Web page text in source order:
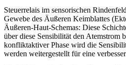
Steuerrelais im sensorischen
Gewebe des Äußeren Keimblattes
Äußeren-Haut-Schemas: Diese
über diese Sensibilität den Atemstrom
konfliktaktiver Phase wird die
werden weitergestellt für eine